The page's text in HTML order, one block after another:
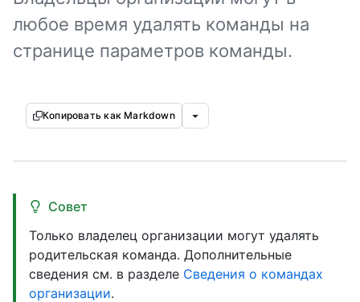
любое время удалять команды на
странице параметров команды.
Копировать как Markdown
Совет
Только владелец организации могут удалять
родительская команда. Дополнительные
сведения см. в разделе Сведения о командах
организации.